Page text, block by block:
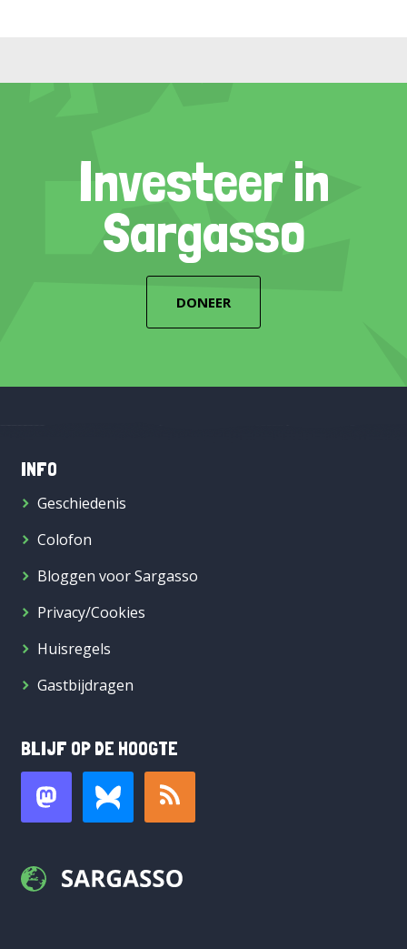
Investeer in
Sargasso
DONEER
INFO
Geschiedenis
Colofon
Bloggen voor Sargasso
Privacy/Cookies
Huisregels
Gastbijdragen
BLIJF OP DE HOOGTE